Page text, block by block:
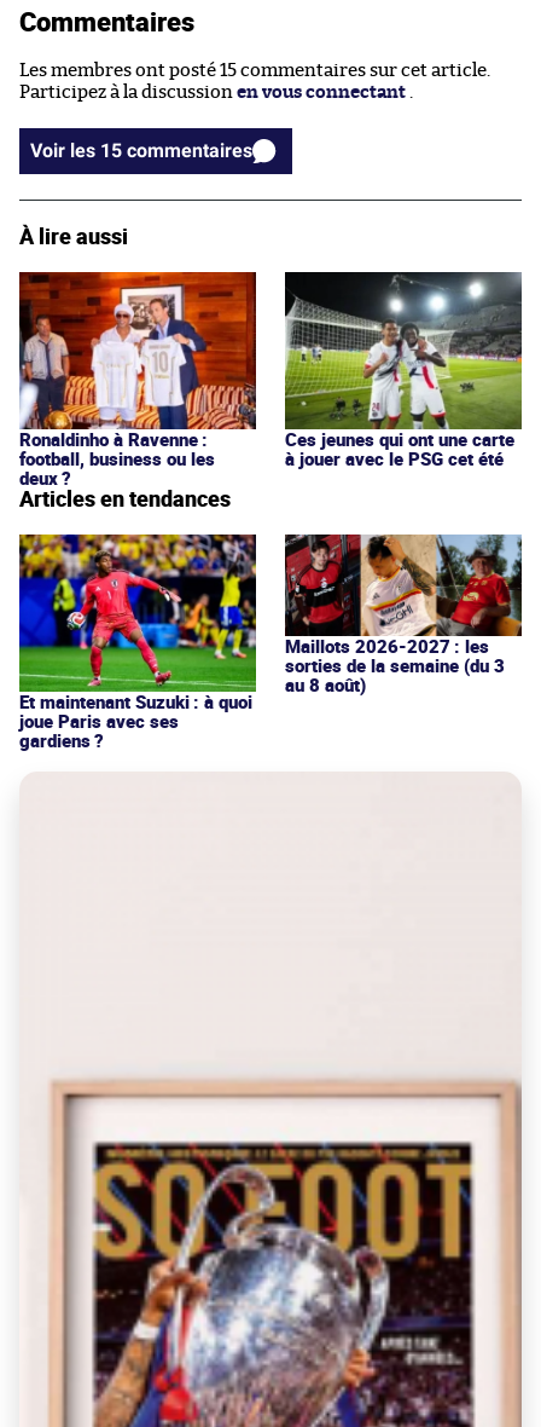
Commentaires
Les membres ont posté 15 commentaires sur cet article.
Participez à la discussion en vous connectant
Voir les 15 commentaires
À lire aussi
Ronaldinho à Ravenne :
football, business ou les
deux ?
Ces jeunes qui ont une carte
à jouer avec le PSG cet été
Articles en tendances
Et maintenant Suzuki : à quoi
joue Paris avec ses
gardiens ?
Maillots 2026-2027 : les
sorties de la semaine (du 3
au 8 août)